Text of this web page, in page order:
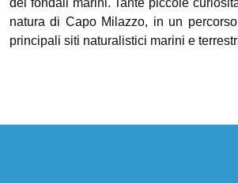
natura di Capo Milazzo, in un
principali siti naturalistici marini e